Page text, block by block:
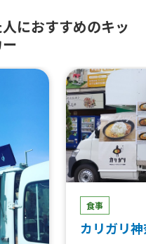
におすすめのキッ
食事
カリガリ